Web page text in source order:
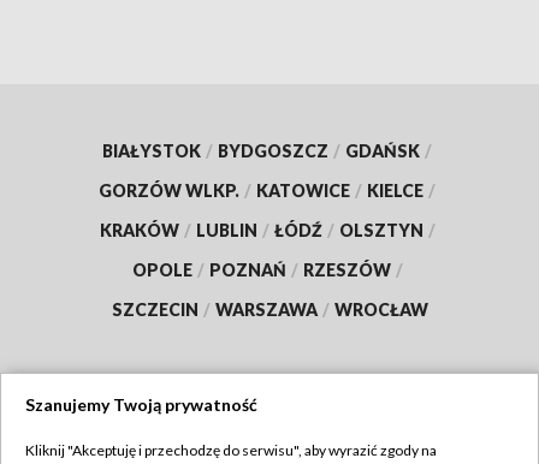
BIAŁYSTOK / BYDGOSZCZ / GDAŃSK /
GORZÓW WLKP. / KATOWICE / KIELCE /
KRAKÓW / LUBLIN / ŁÓDŹ / OLSZTYN /
OPOLE / POZNAŃ / RZESZÓW /
SZCZECIN / WARSZAWA / WROCŁAW
Szanujemy Twoją prywatność
Kliknij "Akceptuję i przechodzę do serwisu", aby wyrazić zgody na